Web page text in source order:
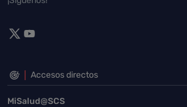
Accesos directos
MiSalud@SCS